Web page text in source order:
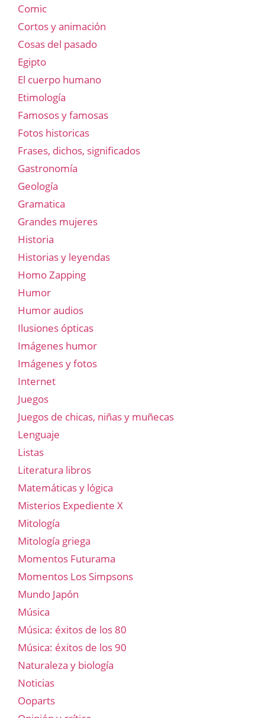
Comic
Cortos y animación
Cosas del pasado
Egipto
El cuerpo humano
Etimología
Famosos y famosas
Fotos historicas
Frases, dichos, significados
Gastronomía
Geología
Gramatica
Grandes mujeres
Historia
Historias y leyendas
Homo Zapping
Humor
Humor audios
Ilusiones ópticas
Imágenes humor
Imágenes y fotos
Internet
Juegos
Juegos de chicas, niñas y muñecas
Lenguaje
Listas
Literatura libros
Matemáticas y lógica
Misterios Expediente X
Mitología
Mitología griega
Momentos Futurama
Momentos Los Simpsons
Mundo Japón
Música
Música: éxitos de los 80
Música: éxitos de los 90
Naturaleza y biología
Noticias
Ooparts